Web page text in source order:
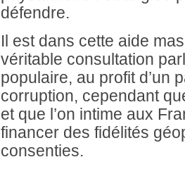
défendre.
Il est dans cette aide
véritable consultation
populaire, au profit d’un
corruption, cependant
et que l’on intime aux
financer des fidélités
consenties.